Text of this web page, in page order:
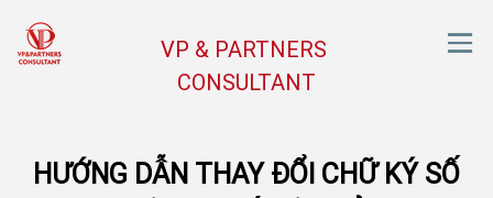
VP & PARTNERS
CONSULTANT
HƯỚNG DẪN THAY ĐỔI CHỮ KÝ SỐ